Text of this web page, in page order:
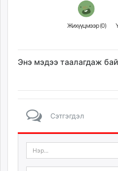
Жихүүцмээр (0)
Энэ мэдээ таалагдаж
Сэтгэгдэл